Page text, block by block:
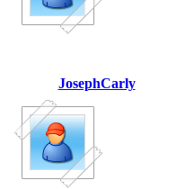
JosephCarly